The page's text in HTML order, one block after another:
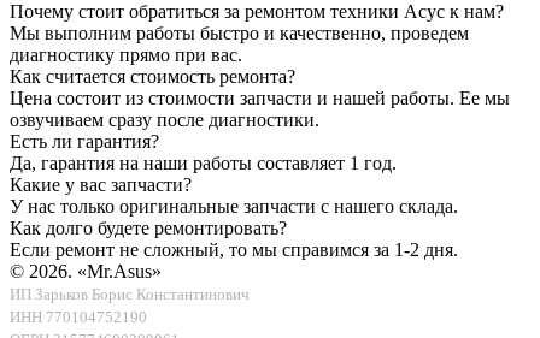
Почему стоит обратиться за ремонтом техники Асус к нам?
Мы выполним работы быстро и качественно, проведем
диагностику прямо при вас.
Как считается стоимость ремонта?
Цена состоит из стоимости запчасти и нашей работы. Ее мы
озвучиваем сразу после диагностики.
Есть ли гарантия?
Да, гарантия на наши работы составляет 1 год.
Какие у вас запчасти?
У нас только оригинальные запчасти с нашего склада.
Как долго будете ремонтировать?
Если ремонт не сложный, то мы справимся за 1-2 дня.
© 2026. «Mr.Asus»
ИП Зарьков Борис Константинович
ИНН 770104752190